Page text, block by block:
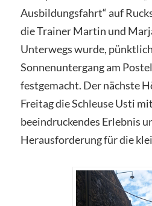
Ausbildungsfahrt“ auf
die Trainer Martin und
Unterwegs wurde,
Sonnenuntergang am
festgemacht. Der nächste
Freitag die Schleuse Usti
beeindruckendes Erlebnis
Herausforderung für die